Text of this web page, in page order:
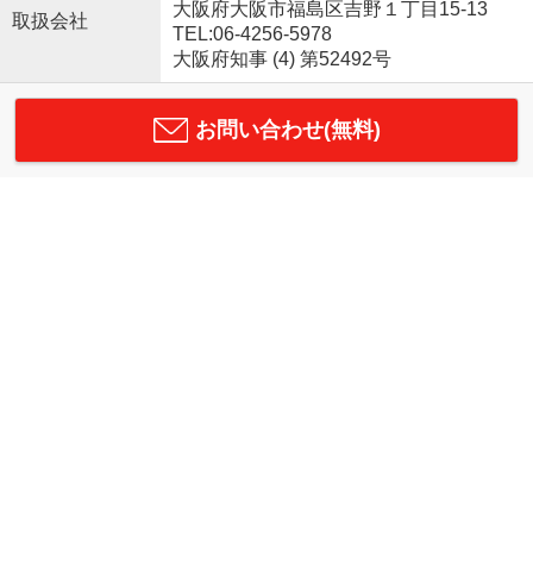
取扱会社
大阪府大阪市福島区吉野１丁目15-13
TEL:06-4256-5978
大阪府知事 (4) 第52492号
お問い合わせ(無料)